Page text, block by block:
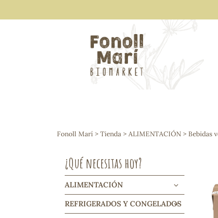
Arroces y legumbres
Frutos secos y snacks
Cereales, mueslis, hinchados y
Galletas y dulces
Vinos y cavas
Condimentos y salsas
Harinas y sémolas
Pasta
Fonoll Marí > Tienda > ALIMENTACIÓN > Bebidas
¿Qué necesitas hoy?
ALIMENTACIÓN
REFRIGERADOS Y CONGELADOS